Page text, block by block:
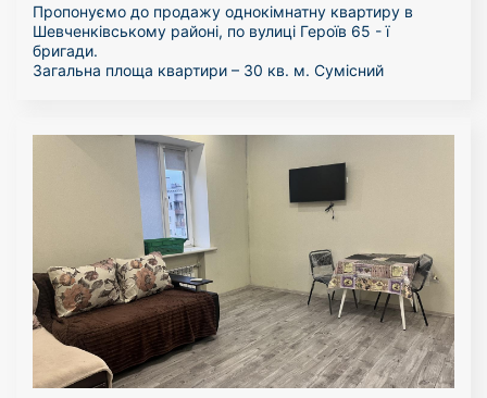
Пропонуємо до продажу однокімнатну квартиру в
Шевченківському районі, по вулиці Героїв 65 - ї
бригади.
Загальна площа квартири – 30 кв. м. Сумісний
суспільного транспорту.
Розвинена інфраструктура, зручна транспортна
розв’язка та світла квартира – розкішне рішення для
тих хто шукає практичне місце для життя.
Без комісії для покупця!
Зателефонуйте та запишіться на перегляд. Чекаємо на
ваш дзвінок.